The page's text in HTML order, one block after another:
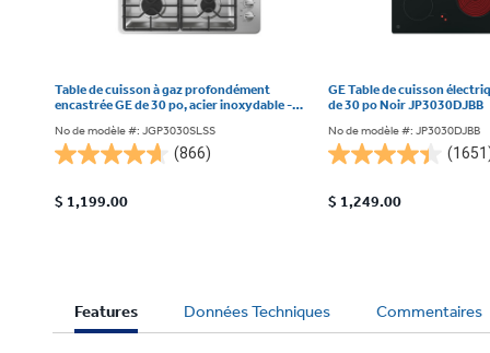
Table de cuisson à gaz profondément
encastrée GE de 30 po, acier inoxydable -
No de modèle #: JGP3030SLSS
(866)
4.7
sur
$ 1,199.00
GE Table de cuisson
de 30 po Noir JP3030DJBB
No de modèle #: JP3030DJBB
4.4
sur
$ 1,249.00
Current
Tab:
Features Données Techniques Commentaires